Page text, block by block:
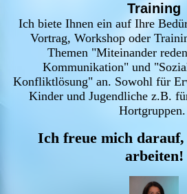
Training
Ich biete Ihnen ein auf Ihre
Vortrag, Workshop oder
Themen "Miteinander
Kommunikation" und
Konfliktlösung" an. Sowohl für
Kinder und Jugendliche z.B.
Hortgruppen.
Ich freue mich
arbeiten!